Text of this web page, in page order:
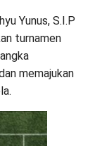
Yunus, S.I.P
turnamen
memajukan